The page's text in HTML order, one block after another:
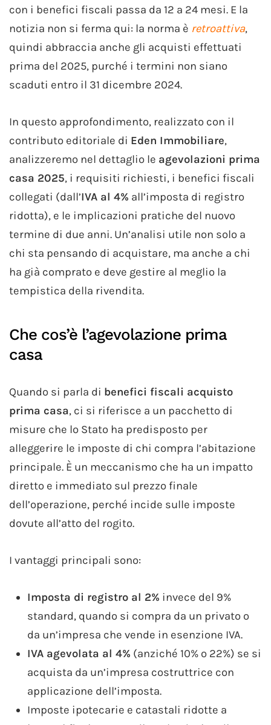
con i benefici fiscali passa da 12 a 24 mesi. E la
notizia non si ferma qui: la norma è retroattiva,
quindi abbraccia anche gli acquisti effettuati
prima del 2025, purché i termini non siano
scaduti entro il 31 dicembre 2024.
In questo approfondimento, realizzato con il
contributo editoriale di Eden Immobiliare,
analizzeremo nel dettaglio le agevolazioni prima
casa 2025, i requisiti richiesti, i benefici fiscali
collegati (dall’IVA al 4% all’imposta di registro
ridotta), e le implicazioni pratiche del nuovo
termine di due anni. Un’analisi utile non solo a
chi sta pensando di acquistare, ma anche a chi
ha già comprato e deve gestire al meglio la
tempistica della rivendita.
Che cos’è l’agevolazione prima
casa
Quando si parla di benefici fiscali acquisto
prima casa, ci si riferisce a un pacchetto di
misure che lo Stato ha predisposto per
alleggerire le imposte di chi compra l’abitazione
principale. È un meccanismo che ha un impatto
diretto e immediato sul prezzo finale
dell’operazione, perché incide sulle imposte
dovute all’atto del rogito.
I vantaggi principali sono:
Imposta di registro al 2% invece del 9%
standard, quando si compra da un privato o
da un’impresa che vende in esenzione IVA.
IVA agevolata al 4% (anziché 10% o 22%) se si
acquista da un’impresa costruttrice con
applicazione dell’imposta.
Imposte ipotecarie e catastali ridotte a